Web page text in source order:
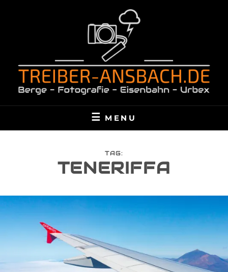
TREIBER-ANSBACH.DE
MENU
TAG:
TENERIFFA